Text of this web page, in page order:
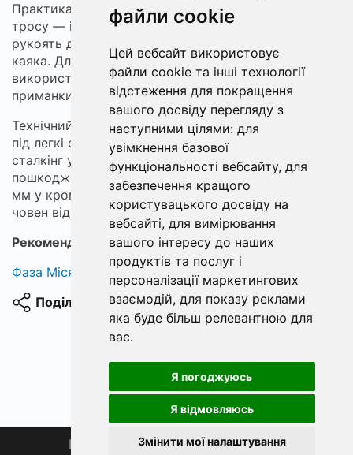
файли cookie
Цей вебсайт використовує
файли cookie та інші технології
відстеження для покращення
вашого досвіду перегляду з
наступними цілями: для
увімкнення базової
функціональності вебсайту, для
забезпечення кращого
користувацького досвіду на
вебсайті, для вимірювання
вашого інтересу до наших
продуктів та послуг і
персоналізації маркетингових
взаємодій, для показу реклами
яка буде більш релевантною для
вас.
Я погоджуюсь
Я відмовляюсь
Змінити мої налаштування
Практика витягання: легке піднесення наконечника
тросу — і сани ковзають над очеретом; зручна
рукоять дозволяє вивільнити гак, не виходячи з
каяка. Для проводки в каналах варто
використовувати балансир 62 мм або інші
приманки з вагою 21 г.
Технічний висновок: надувні «Окунь XL» підходять
під легкі снасті (2.1–2.4 м, 5–15 г), спрощують
сталкінг у червні–серпні і знижують шанси
пошкодження каяка; в сонячний ранок балансир 62
мм у кромці очерету раптово зриває щуку — і
човен відчутно кидає в боковий рух.
Рекомендуємо: спінінг 2.4 м вудилище
Фаза Місяця сьогодні
Поділитися
Головна Про нас
Магазин 🛒